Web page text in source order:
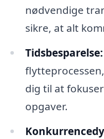
nødvendige
sikre, at alt
Tidsbesparelse:
dig til at
opgaver.